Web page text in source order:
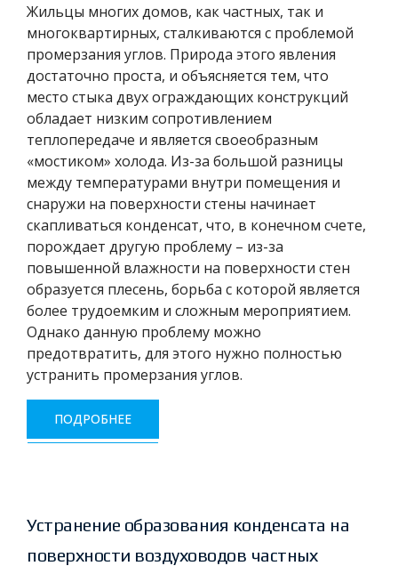
Жильцы многих домов, как частных, так и
многоквартирных, сталкиваются с проблемой
промерзания углов. Природа этого явления
достаточно проста, и объясняется тем, что
место стыка двух ограждающих конструкций
обладает низким сопротивлением
теплопередаче и является своеобразным
«мостиком» холода. Из-за большой разницы
между температурами внутри помещения и
снаружи на поверхности стены начинает
скапливаться конденсат, что, в конечном счете,
порождает другую проблему – из-за
повышенной влажности на поверхности стен
образуется плесень, борьба с которой является
более трудоемким и сложным мероприятием.
Однако данную проблему можно
предотвратить, для этого нужно полностью
устранить промерзания углов.
ПОДРОБНЕЕ
Устранение образования конденсата на
поверхности воздуховодов частных